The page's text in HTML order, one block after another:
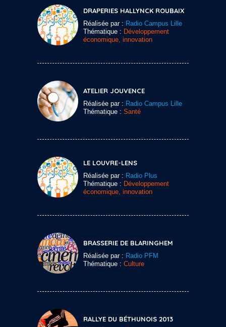
DRAPERIES HALLYNCK ROUBAIX
Réalisée par : Radio Campus Lille
Thématique : Développement
économique, innovation
ATELIER JOUVENCE
Réalisée par : Radio Campus Lille
Thématique : Santé
LE LOUVRE-LENS
Réalisée par : Radio Plus
Thématique : Développement
économique, innovation
BRASSERIE DE BLARINGHEM
Réalisée par : Radio PFM
Thématique : Culture
RALLYE DU BÉTHUNOIS 2013